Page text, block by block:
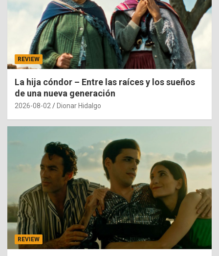
REVIEW
La hija cóndor – Entre las raíces y los sueños
de una nueva generación
2026-08-02 Dionar Hidalgo
REVIEW